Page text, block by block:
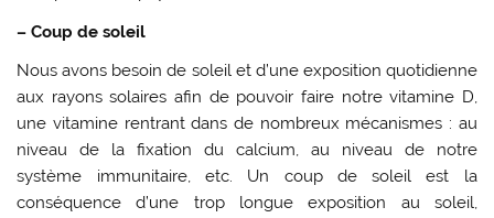
– Coup de soleil
Nous avons besoin de soleil et d’une exposition quotidienne
aux rayons solaires afin de pouvoir faire notre vitamine D,
une vitamine rentrant dans de nombreux mécanismes : au
niveau de la fixation du calcium, au niveau de notre
système immunitaire, etc. Un coup de soleil est la
conséquence d’une trop longue exposition au soleil,